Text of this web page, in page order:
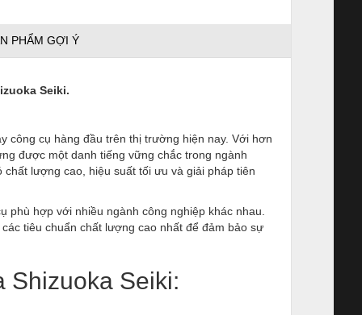
PHẨM GỢI Ý
Seiki.
công cụ hàng đầu trên thị trường hiện nay. Với hơn
được một danh tiếng vững chắc trong ngành
lượng cao, hiệu suất tối ưu và giải pháp tiên
phù hợp với nhiều ngành công nghiệp khác nhau.
tiêu chuẩn chất lượng cao nhất để đảm bảo sự
Shizuoka Seiki: